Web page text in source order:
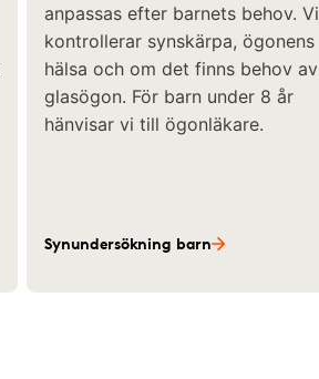
anpassas efter barnets behov. Vi
kontrollerar synskärpa, ögonens
hälsa och om det finns behov av
glasögon. För barn under 8 år
hänvisar vi till ögonläkare.
Synundersökning barn